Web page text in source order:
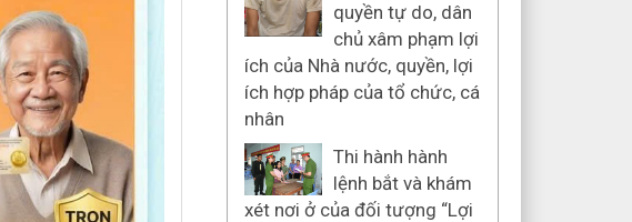
quyền tự do, dân
chủ xâm phạm lợi
ích của Nhà nước, quyền, lợi
ích hợp pháp của tổ chức, cá
nhân
Thi hành hành
lệnh bắt và khám
xét nơi ở của đối tượng “Lợi